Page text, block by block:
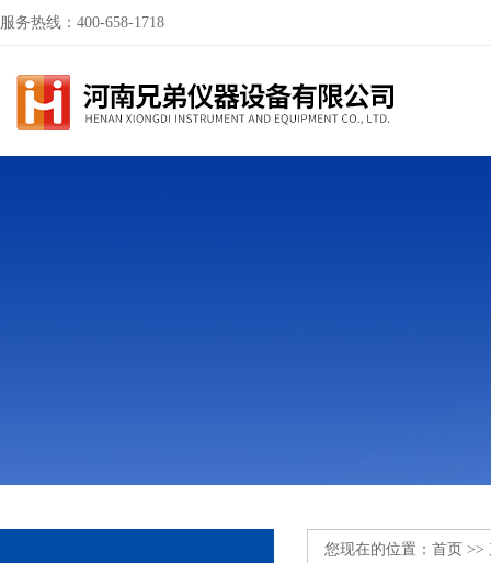
服务热线：400-658-1718
您现在的位置： 首页 >>